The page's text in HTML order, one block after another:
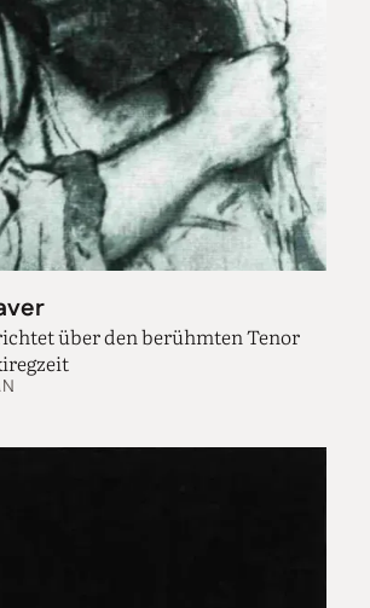
über den berühmten Tenor